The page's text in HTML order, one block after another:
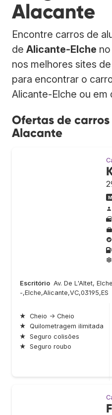
Alacante
Encontre carros de
de Alicante-Elche
nos melhores sites
para encontrar o
Alicante-Elche ou
Ofertas de
Alacante
Escritório Av. De L'Altet,
-,Elche,Alicante,VC,03195,ES
★ Cheio → Cheio
★ Quilometragem ilimitada
★ Seguro colisões
★ Seguro roubo